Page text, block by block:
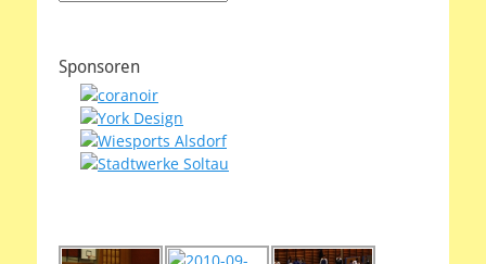
Sponsoren